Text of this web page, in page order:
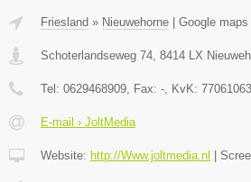
Friesland » Nieuwehorne | Google maps
Schoterlandseweg 74 8414 LX
Tel: 0629468909 , Fax: - , KvK: 77061063
E-mail › JoltMedia
Website: http://Www.joltmedia.nl |